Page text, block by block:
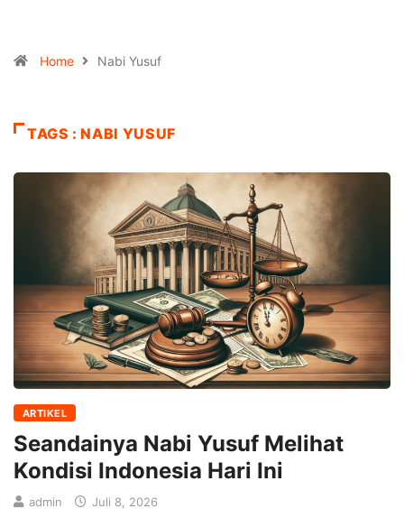
Home Nabi Yusuf
TAGS : NABI YUSUF
ARTIKEL
Seandainya Nabi Yusuf Melihat
Kondisi Indonesia Hari Ini
admin Juli 8, 2026